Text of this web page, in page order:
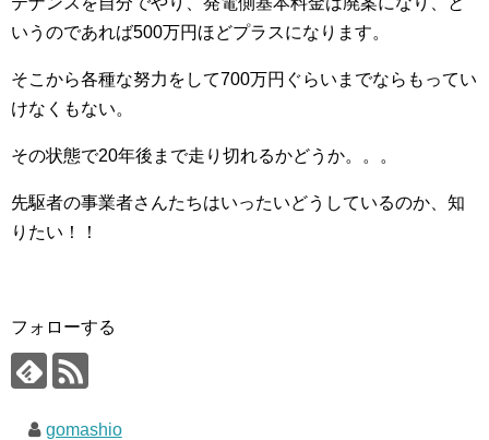
いうのであれば500万円ほどプラスになります。
そこから各種な努力をして700万円ぐらいまでならもってい
けなくもない。
その状態で20年後まで走り切れるかどうか。。。
先駆者の事業者さんたちはいったいどうしているのか、知
りたい！！
フォローする
gomashio